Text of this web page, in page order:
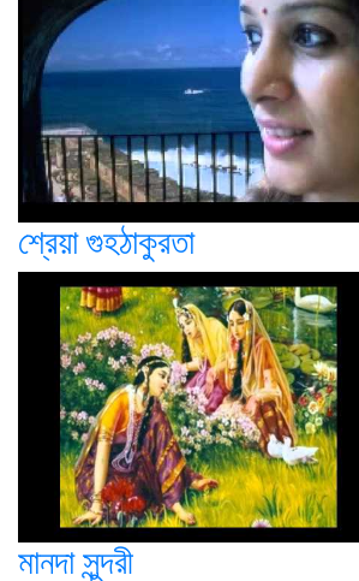
শ্রেয়া গুহঠাকুরতা
মানদা সুন্দরী